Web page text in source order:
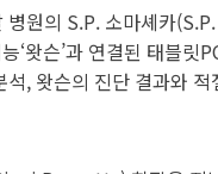
병원의 S.P. 소마셰카
‘왓슨’과 연결된 태블릿
석, 왓슨의 진단 결과와